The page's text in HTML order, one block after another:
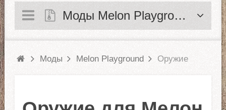
Моды Melon Playground
Моды Melon Playground Оружие